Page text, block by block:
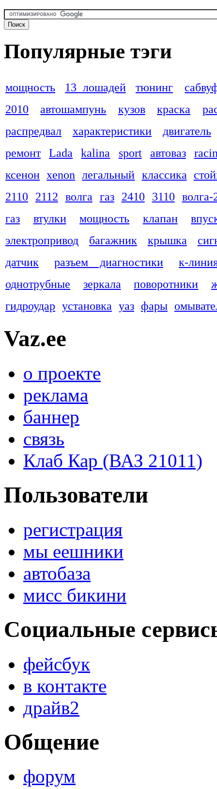
Популярные тэги
мощность 13 лошадей тюнинг
2010
автошампунь кузов краска
распредвал
характеристики
двигатель
ремонт
Lada kalina sport автоваз
ксенон xenon легальный классика
2110
2112 волга газ 2410 3110 волга-
газ
втулки мощность клапан
электропривод
багажник крышка
датчик
разъем диагностики
к-
однотрубные
зеркала поворотники
гидроудар установка уаз фары
Vaz.ee
о проекте
реклама
баннер
связь
Клаб Кар (ВАЗ 21011)
Пользователи
регистрация
мы еешники
автобаза
мисс бикини
Социальные
фейсбук
в контакте
драйв2
Общение
форум